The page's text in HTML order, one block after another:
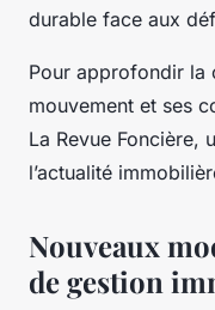
durable face aux
Pour approfondir la
mouvement et ses
La Revue Foncière,
l’actualité
Nouveaux
de gestion